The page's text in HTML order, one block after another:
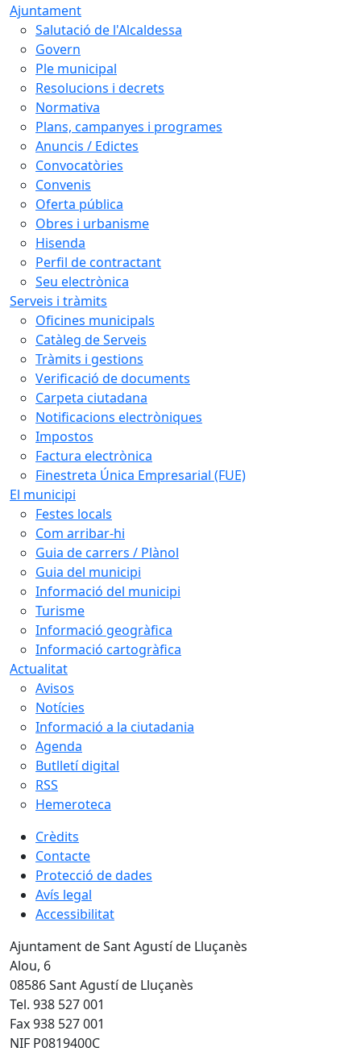
Ajuntament
Salutació de l'Alcaldessa
Govern
Ple municipal
Resolucions i decrets
Normativa
Plans, campanyes i programes
Anuncis / Edictes
Convocatòries
Convenis
Oferta pública
Obres i urbanisme
Hisenda
Perfil de contractant
Seu electrònica
Serveis i tràmits
Oficines municipals
Catàleg de Serveis
Tràmits i gestions
Verificació de documents
Carpeta ciutadana
Notificacions electròniques
Impostos
Factura electrònica
Finestreta Única Empresarial (FUE)
El municipi
Festes locals
Com arribar-hi
Guia de carrers / Plànol
Guia del municipi
Informació del municipi
Turisme
Informació geogràfica
Informació cartogràfica
Actualitat
Avisos
Notícies
Informació a la ciutadania
Agenda
Butlletí digital
RSS
Hemeroteca
Crèdits
Contacte
Protecció de dades
Avís legal
Accessibilitat
Ajuntament de Sant Agustí de Lluçanès
Alou, 6
08586 Sant Agustí de Lluçanès
Tel. 938 527 001
Fax 938 527 001
NIF P0819400C